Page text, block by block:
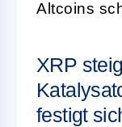
Altcoins
XRP
festigt